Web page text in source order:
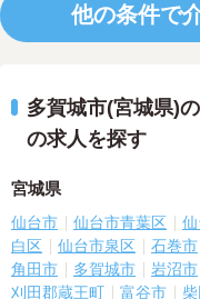
他の条件で
多賀城市(宮城県)
の求人を探す
宮城県
仙台市 仙台市青葉区
白区
仙台市泉区 石巻市
角田市
多賀城市 岩沼市
刈田郡蔵王町
富谷市